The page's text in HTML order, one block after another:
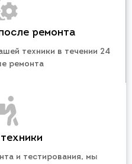
ремонта
техники в течении 24
ремонта
и тестирования, мы